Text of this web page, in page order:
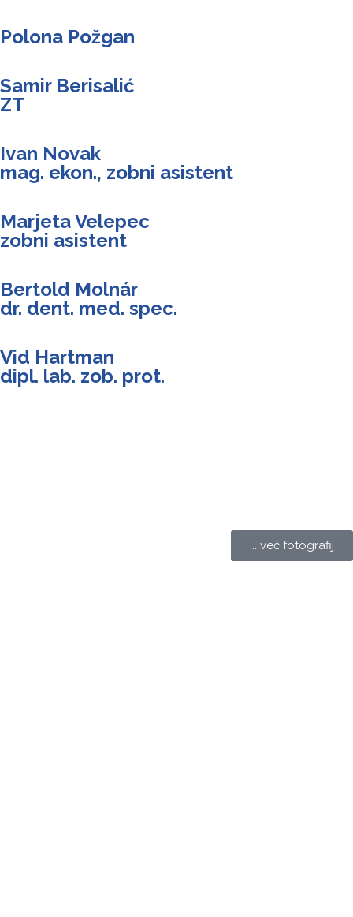
Polona Požgan
Samir Berisalić
ZT
Ivan Novak
mag. ekon., zobni asistent
Marjeta Velepec
zobni asistent
Bertold Molnár
dr. dent. med. spec.
Vid Hartman
dipl. lab. zob. prot.
... več fotografij